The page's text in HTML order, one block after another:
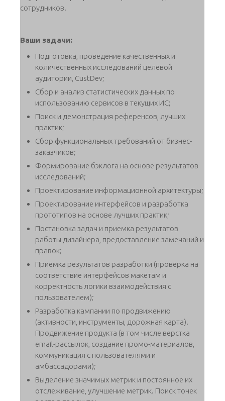
сотрудников.
Ваши задачи:
Подготовка, проведение качественных и
количественных исследований целевой
аудитории, CustDev;
Сбор и анализ статистических данных по
использованию сервисов в текущих ИС;
Поиск и демонстрация референсов, лучших
практик;
Сбор функциональных требований от бизнес-
заказчиков;
Формирование бэклога на основе результатов
исследований;
Проектирование информационной архитектуры;
Проектирование интерфейсов и разработка
прототипов на основе лучших практик;
Постановка задач и приемка результатов
работы дизайнера, предоставление замечаний и
правок;
Приемка результатов разработки (проверка на
соответствие интерфейсов макетам и
корректность логики взаимодействия с
пользователем);
Разработка кампании по продвижению
(активности, инструменты, дорожная карта).
Продвижение продукта (в том числе верстка
email-рассылок, создание промо-материалов,
коммуникация с пользователями и
амбассадорами);
Выделение значимых метрик и постоянное их
отслеживание, улучшение метрик. Поиск точек